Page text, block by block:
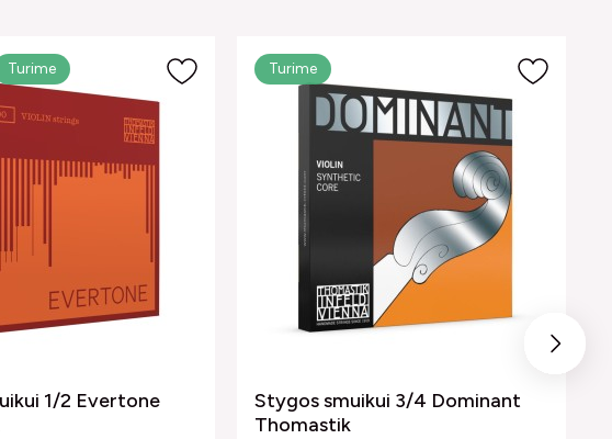
Turime
1/2 Evertone
Turime
Stygos smuikui 3/4 Dominant
Thomastik
Next